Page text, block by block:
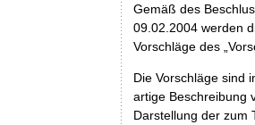
Gemäß des
09.02.2004 werden
Vorschläge des
Die Vorschläge sind
artige Beschreibung
Darstellung der zum